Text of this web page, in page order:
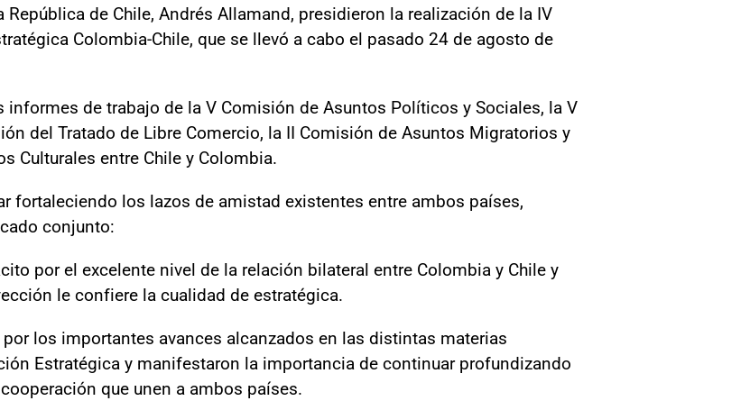
de Chile, Andrés Allamand, presidieron la realización de la IV
Colombia-Chile, que se llevó a cabo el pasado 24 de agosto de
de trabajo de la V Comisión de Asuntos Políticos y Sociales, la V
del Tratado de Libre Comercio, la II Comisión de Asuntos Migratorios y
Culturales entre Chile y Colombia.
fortaleciendo los lazos de amistad existentes entre ambos países,
conjunto:
por el excelente nivel de la relación bilateral entre Colombia y Chile y
le confiere la cualidad de estratégica.
los importantes avances alcanzados en las distintas materias
Estratégica y manifestaron la importancia de continuar profundizando
que unen a ambos países.